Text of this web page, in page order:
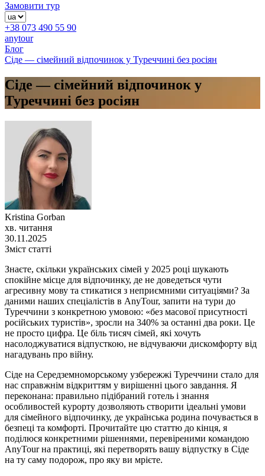
Замовити тур
+38 073 490 55 90
anytour
Блог
Сіде — сімейний відпочинок у Туреччині без росіян
Сіде — сімейний відпочинок у
Туреччині без росіян
Kristina Gorban
хв. читання
30.11.2025
Зміст статті
Знаєте, скільки українських сімей у 2025 році шукають
спокійне місце для відпочинку, де не доведеться чути
агресивну мову та стикатися з неприємними ситуаціями? За
даними наших спеціалістів в AnyTour, запити на тури до
Туреччини з конкретною умовою: «без масової присутності
російських туристів», зросли на 340% за останні два роки. Це
не просто цифра. Це біль тисяч сімей, які хочуть
насолоджуватися відпусткою, не відчуваючи дискомфорту від
нагадувань про війну.
Сіде на Середземноморському узбережжі Туреччини стало для
нас справжнім відкриттям у вирішенні цього завдання. Я
переконана: правильно підібраний готель і знання
особливостей курорту дозволяють створити ідеальні умови
для сімейного відпочинку, де українська родина почувається в
безпеці та комфорті. Прочитайте цю статтю до кінця, я
поділюся конкретними рішеннями, перевіреними командою
AnyTour на практиці, які перетворять вашу відпустку в Сіде
на ту саму подорож, про яку ви мрієте.